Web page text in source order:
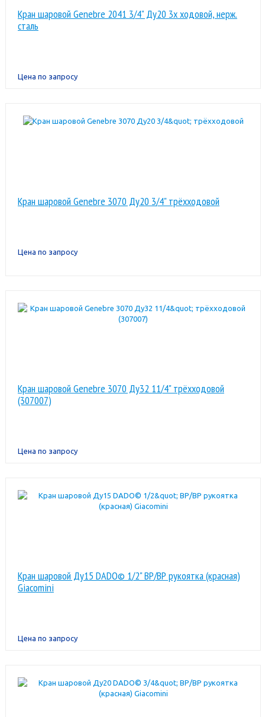
Кран шаровой Genebre 2041 3/4" Ду20 3х ходовой, нерж.
сталь
Цена по запросу
Кран шаровой Genebre 3070 Ду20 3/4" трёхходовой
Цена по запросу
Кран шаровой Genebre 3070 Ду32 11/4" трёхходовой
(307007)
Цена по запросу
Кран шаровой Ду15 DADO© 1/2" ВР/ВР рукоятка (красная)
Giacomini
Цена по запросу